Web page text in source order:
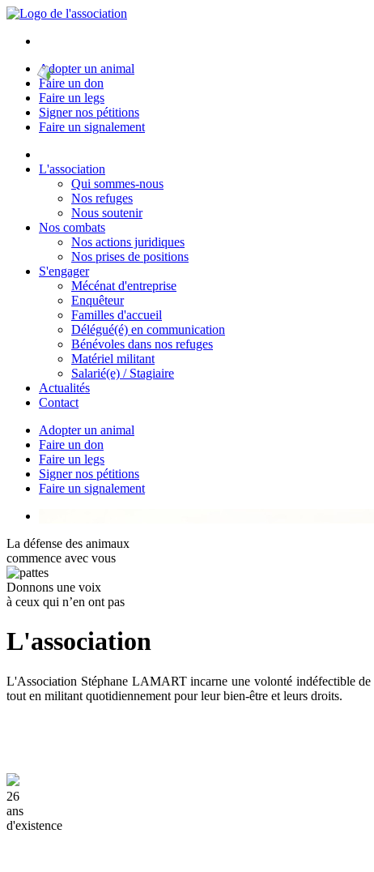
Adopter un animal
Faire un don
Faire un legs
Signer nos pétitions
Faire un signalement
L'association
Qui sommes-nous
Nos refuges
Nous soutenir
Nos combats
Nos actions juridiques
Nos prises de positions
S'engager
Mécénat d'entreprise
Enquêteur
Familles d'accueil
Délégué(é) en communication
Bénévoles dans nos refuges
Matériel militant
Salarié(e) / Stagiaire
Actualités
Contact
Adopter un animal
Faire un don
Faire un legs
Signer nos pétitions
Faire un signalement
La défense des animaux
commence avec vous
Donnons une voix
à ceux qui n’en ont pas
L'association
L'Association Stéphane LAMART incarne une volonté indéfectible de
tout en militant quotidiennement pour leur bien-être et leurs droits.
26
ans
d'existence